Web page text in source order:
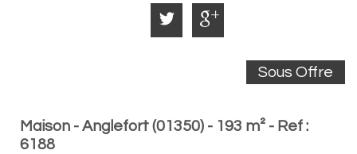
Sous Offre
Maison - Anglefort (01350) - 193 m² - Ref :
6188